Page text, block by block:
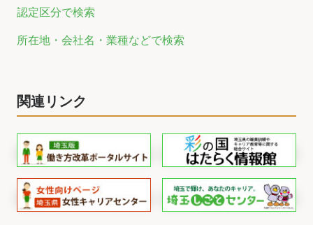
認定区分で検索
所在地・会社名・業種などで検索
関連リンク